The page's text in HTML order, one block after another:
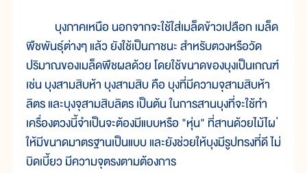
บุงภาคเหนือ นอกจากจะใช้ใส่เมล็ดข้าวเปลือก เมล็ด
พืชพันธุ์ต่างๆ แล้ว ยังใช้เป็นภาชนะ สำหรับตวงหรือวัด
ปริมาณของเมล็ดพืชผลด้วย โดยใช้ขนาดของบุงเป็นเกณฑ์
เช่น บุงสามสิบห้า บุงสามสิบ คือ บุงที่มีความจุสามสิบห้า
ลิตร และบุงจุสามสิบลิตร เป็นต้น ในการสานบุงที่จะใช้ทำ
เครื่องตวงนี้จำเป็นจะต้องมีแบบหรือ "หุ่น" ที่สานด้วยไม้ไผ ่
ให้มีขนาดมาตรฐานเป็นแบบ และยังช่วยให้บุงมีรูปทรงที่ดี ไม่
บิดเบี้ยว มีความจุตรงตามต้องการ